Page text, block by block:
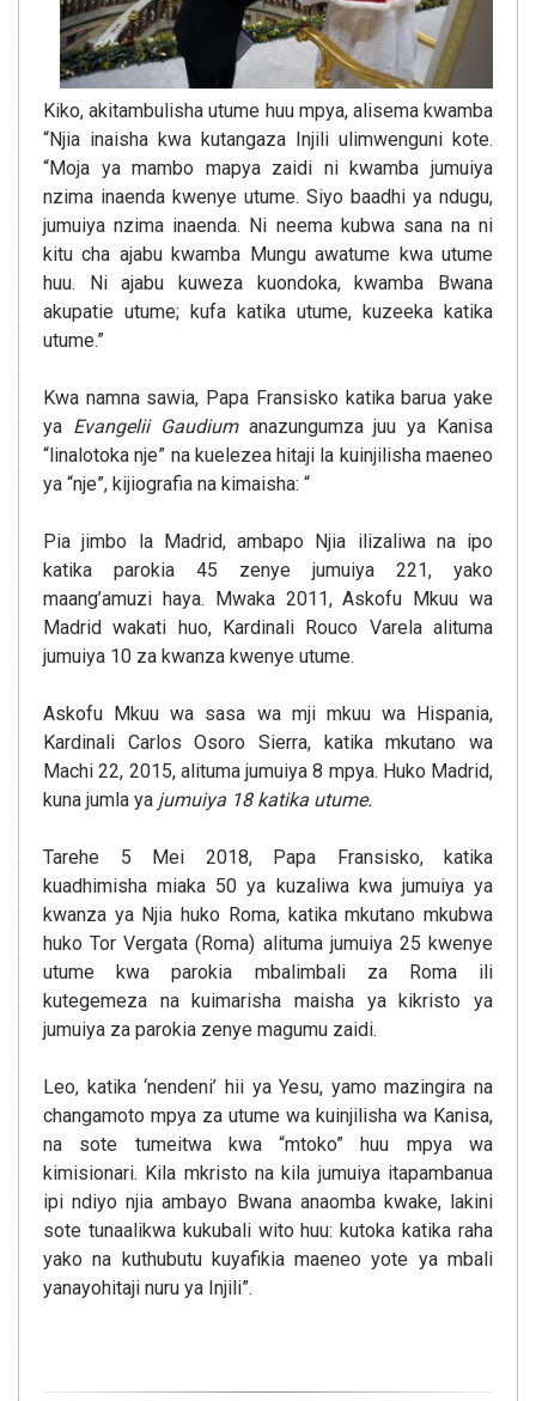
Kiko, akitambulisha utume huu mpya, alisema kwamba
“Njia inaisha kwa kutangaza Injili ulimwenguni kote.
“Moja ya mambo mapya zaidi ni kwamba jumuiya
nzima inaenda kwenye utume. Siyo baadhi ya ndugu,
jumuiya nzima inaenda. Ni neema kubwa sana na ni
kitu cha ajabu kwamba Mungu awatume kwa utume
huu. Ni ajabu kuweza kuondoka, kwamba Bwana
akupatie utume; kufa katika utume, kuzeeka katika
utume.”
Kwa namna sawia, Papa Fransisko katika barua yake
ya Evangelii Gaudiumanazungumza juu ya Kanisa
“linalotoka nje” na kuelezea hitaji la kuinjilisha maeneo
ya “nje”, kijiografia na kimaisha: “
Pia jimbo la Madrid, ambapo Njia ilizaliwa na ipo
katika parokia 45 zenye jumuiya 221, yako
maang’amuzi haya. Mwaka 2011, Askofu Mkuu wa
Madrid wakati huo, Kardinali Rouco Varela alituma
jumuiya 10 za kwanza kwenye utume.
Askofu Mkuu wa sasa wa mji mkuu wa Hispania,
Kardinali Carlos Osoro Sierra, katika mkutano wa
Machi 22, 2015, alituma jumuiya 8 mpya. Huko Madrid,
kuna jumla ya jumuiya 18 katika utume.
Tarehe 5 Mei 2018, Papa Fransisko, katika
kuadhimisha miaka 50 ya kuzaliwa kwa jumuiya ya
kwanza ya Njia huko Roma, katika mkutano mkubwa
huko Tor Vergata (Roma) alituma jumuiya 25 kwenye
utume kwa parokia mbalimbali za Roma ili
kutegemeza na kuimarisha maisha ya kikristo ya
jumuiya za parokia zenye magumu zaidi.
Leo, katika ‘nendeni’ hii ya Yesu, yamo mazingira na
changamoto mpya za utume wa kuinjilisha wa Kanisa,
na sote tumeitwa kwa “mtoko” huu mpya wa
kimisionari. Kila mkristo na kila jumuiya itapambanua
ipi ndiyo njia ambayo Bwana anaomba kwake, lakini
sote tunaalikwa kukubali wito huu: kutoka katika raha
yako na kuthubutu kuyafikia maeneo yote ya mbali
yanayohitaji nuru ya Injili”.